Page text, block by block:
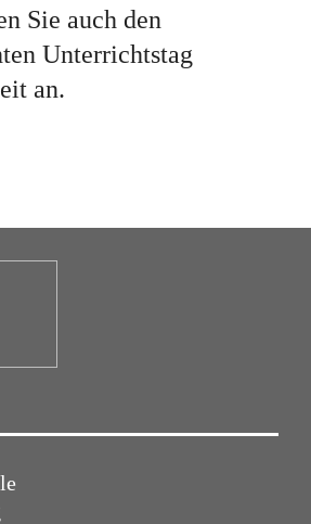
Sie auch den
Unterrichtstag
an.